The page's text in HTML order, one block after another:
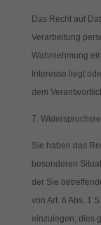
Das Recht auf
Verarbeitung
Wahrnehmung
Interesse liegt
dem
7.
Sie haben das
besonderen
der Sie
von Art. 6 Abs. 1
einzulegen; dies